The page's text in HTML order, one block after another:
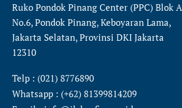
Ruko Pondok Pinang Center (PPC) Blok A
No.6, Pondok Pinang, Keboyaran Lama,
Jakarta Selatan, Provinsi DKI Jakarta
12310
Telp : (021) 8776890
Whatsapp : (+62) 81399814209